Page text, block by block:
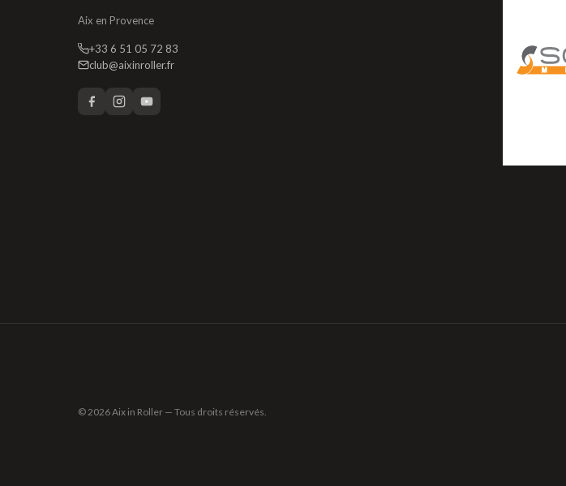
Aix en Provence
+33 6 51 05 72 83
club@aixinroller.fr
© 2026 Aix in Roller — Tous droits réservés.